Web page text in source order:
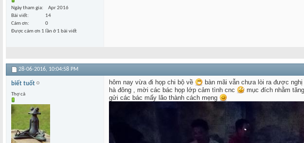
Ngày tham gia
Apr 2016
Bài viết
14
Cám ơn
0
Được cám ơn 1 lần ở 1 bài viết
28-06-2016, 10:04:58 PM
biết tuốt
Thợ cả
hôm nay vừa đi họp chi bộ về bàn mãi vẫn chưa lòi ra được
hà đông , mời các bác họp lớp cảm tình cnc
mục đích nhằm
gửi các bác mấy lão thành cách mẹng